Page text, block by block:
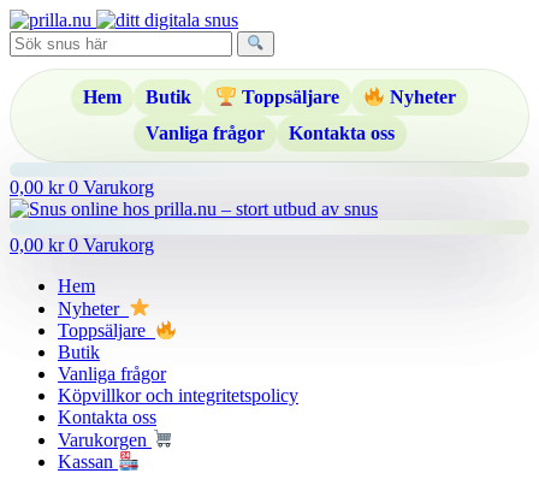
Hoppa
till
innehåll
Hem
Butik Toppsäljare
Nyheter
Vanliga frågor
Kontakta oss
0,00 kr 0 Varukorg
0,00 kr 0 Varukorg
Hem
Nyheter
Toppsäljare
Butik
Vanliga frågor
Köpvillkor och integritetspolicy
Kontakta oss
Varukorgen
Kassan